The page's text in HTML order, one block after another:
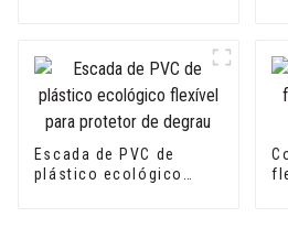
Escada de PVC de
plástico ecológico